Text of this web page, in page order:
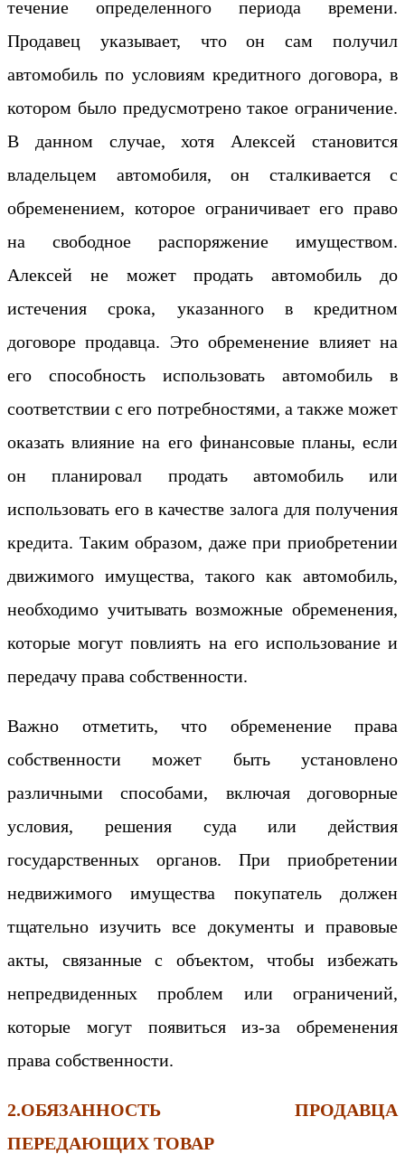
течение определенного периода времени.
Продавец указывает, что он сам получил
автомобиль по условиям кредитного договора, в
котором было предусмотрено такое ограничение.
В данном случае, хотя Алексей становится
владельцем автомобиля, он сталкивается с
обременением, которое ограничивает его право
на свободное распоряжение имуществом.
Алексей не может продать автомобиль до
истечения срока, указанного в кредитном
договоре продавца. Это обременение влияет на
его способность использовать автомобиль в
соответствии с его потребностями, а также может
оказать влияние на его финансовые планы, если
он планировал продать автомобиль или
использовать его в качестве залога для получения
кредита. Таким образом, даже при приобретении
движимого имущества, такого как автомобиль,
необходимо учитывать возможные обременения,
которые могут повлиять на его использование и
передачу права собственности.
Важно отметить, что обременение права
собственности может быть установлено
различными способами, включая договорные
условия, решения суда или действия
государственных органов. При приобретении
недвижимого имущества покупатель должен
тщательно изучить все документы и правовые
акты, связанные с объектом, чтобы избежать
непредвиденных проблем или ограничений,
которые могут появиться из-за обременения
права собственности.
2.ОБЯЗАННОСТЬ ПРОДАВЦА
ПЕРЕДАЮЩИХ ТОВАР